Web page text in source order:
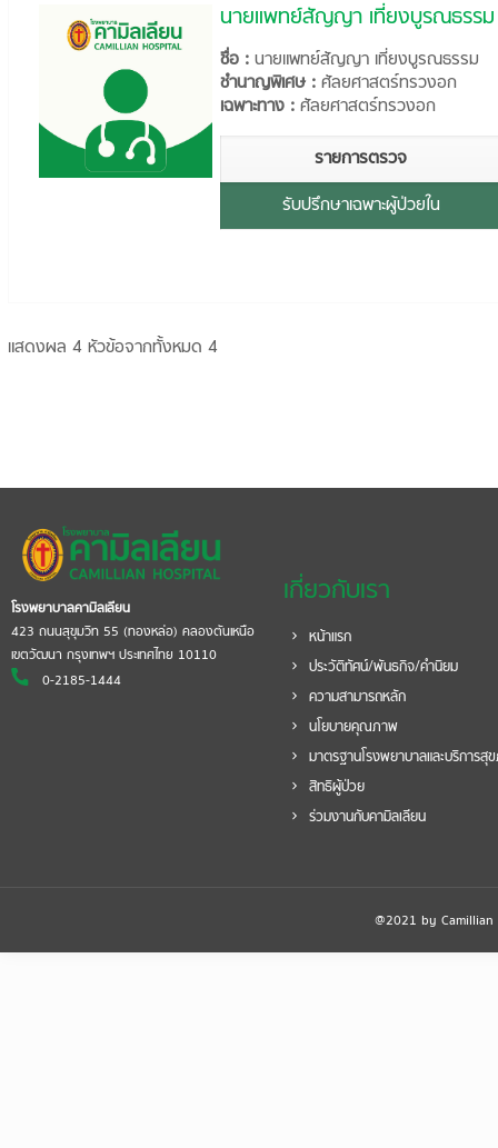
นายแพทย์สัญญา เที่ยงบูรณธรรม
ชื่อ :นายแพทย์สัญญา เที่ยงบูรณธรรม
ชำนาญพิเศษ :ศัลยศาสตร์ทรวงอก
เฉพาะทาง :ศัลยศาสตร์ทรวงอก
รายการตรวจ
รับปรึกษาเฉพาะผู้ป่วยใน
แสดงผล 4 หัวข้อจากทั้งหมด 4
โรงพยาบาลคามิลเลียน
423 ถนนสุขุมวิท 55 (ทองหล่อ) คลองตันเหนือ
เขตวัฒนา กรุงเทพฯ ประเทศไทย 10110
0-2185-1444
เกี่ยวกับเรา
หน้าแรก
ประวัติทัศน์/พันธกิจ/คำนิยม
ความสามารถหลัก
นโยบายคุณภาพ
มาตรฐานโรงพยาบาลและบริการสุ
สิทธิผู้ป่วย
ร่วมงานกับคามิลเลียน
@2021 by